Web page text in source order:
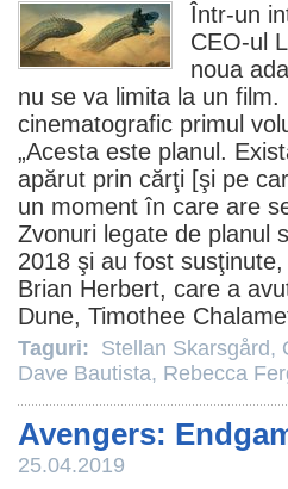
Într-un
CEO-ul
noua
nu se va limita la un film.
cinematografic primul
„Acesta este planul.
apărut prin cărţi [şi pe
un moment în care are
Zvonuri legate de planul
2018 şi au fost
Brian Herbert, care a
Dune, Timothee
Taguri: Stellan Skarsgård,
Dave Bautista, Rebecca
Avengers:
25.04.2019